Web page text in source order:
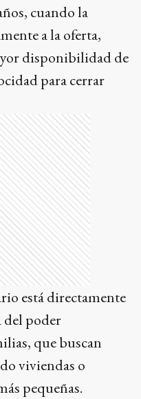
cuando la
a la oferta,
disponibilidad de
para cerrar
está directamente
del poder
que buscan
viviendas o
pequeñas.